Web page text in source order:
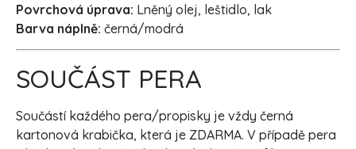
Povrchová úprava: Lněný olej, leštidlo, lak
Barva náplně: černá/modrá
SOUČÁST PERA
Součástí každého pera/propisky je vždy černá
kartonová krabička, která je ZDARMA. V případě pera